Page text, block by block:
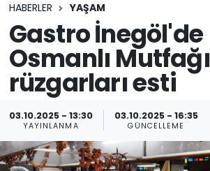
HABERLER YAŞAM
Gastro İnegöl'de
Osmanlı Mutfağı
rüzgarları esti
03.10.2025 - 13:30
YAYINLANMA
03.10.2025 - 16:35
GÜNCELLEME
Son Dakika Haberleri
Haber Arşivi